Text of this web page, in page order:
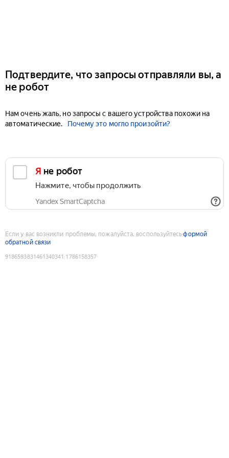
Подтвердите, что запросы отправляли вы, а
не робот
Нам очень жаль, но запросы с вашего устройства похожи на
автоматические.
Почему это могло произойти?
Я не робот
Нажмите, чтобы продолжить
Yandex SmartCaptcha
Если у вас возникли проблемы, пожалуйста, воспользуйтесьформой
обратной связи
9186593831461340341 :1786158357